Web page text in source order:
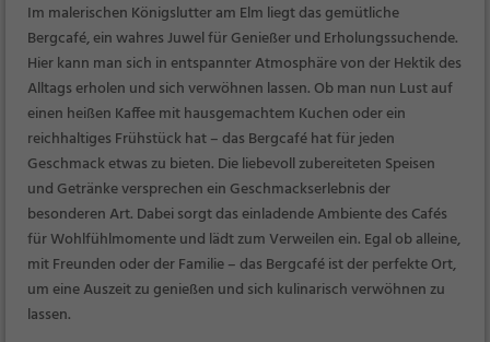
Im malerischen Königslutter am Elm liegt das gemütliche
Bergcafé, ein wahres Juwel für Genießer und Erholungssuchende.
Hier kann man sich in entspannter Atmosphäre von der Hektik des
Alltags erholen und sich verwöhnen lassen. Ob man nun Lust auf
einen heißen Kaffee mit hausgemachtem Kuchen oder ein
reichhaltiges Frühstück hat – das Bergcafé hat für jeden
Geschmack etwas zu bieten. Die liebevoll zubereiteten Speisen
und Getränke versprechen ein Geschmackserlebnis der
besonderen Art. Dabei sorgt das einladende Ambiente des Cafés
für Wohlfühlmomente und lädt zum Verweilen ein. Egal ob alleine,
mit Freunden oder der Familie – das Bergcafé ist der perfekte Ort,
um eine Auszeit zu genießen und sich kulinarisch verwöhnen zu
lassen.